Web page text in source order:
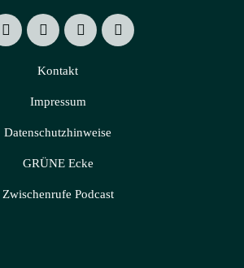
Kontakt
Impressum
Datenschutzhinweise
GRÜNE Ecke
Zwischenrufe Podcast